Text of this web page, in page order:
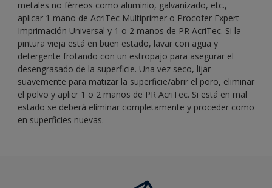
metales no férreos como aluminio, galvanizado, etc.,
aplicar 1 mano de AcriTec Multiprimer o Procofer Expert
Imprimación Universal y 1 o 2 manos de PR AcriTec. Si la
pintura vieja está en buen estado, lavar con agua y
detergente frotando con un estropajo para asegurar el
desengrasado de la superficie. Una vez seco, lijar
suavemente para matizar la superficie/abrir el poro, eliminar
el polvo y aplicr 1 o 2 manos de PR AcriTec. Si está en mal
estado se deberá eliminar completamente y proceder como
en superficies nuevas.